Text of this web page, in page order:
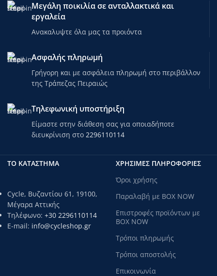
Μεγάλη ποικιλία σε ανταλλακτικά και
εργαλεία
Ανακαλυψτε όλα μας τα προιόντα
Ασφαλής πληρωμή
Γρήγορη και με ασφάλεια πληρωμή στο περιβάλλον
της Τράπεζας Πειραιώς
Τηλεφωνική υποστήριξη
Είμαστε στην διάθεση σας για οποιαδήποτε
διευκρίνιση στο 2296110114
ΤΟ ΚΑΤΑΣΤΗΜΑ
Cycle, Βυζαντίου 61, 19100,
Μέγαρα Αττικής
Τηλέφωνο: +30 2296110114
E-mail: info@cycleshop.gr
ΧΡΗΣΙΜΕΣ ΠΛΗΡΟΦΟΡΙΕΣ
Όροι χρήσης
Παραλαβή με BOX NOW
Επιστροφές προϊόντων με
BOX NOW
Τρόποι πληρωμής
Τρόποι αποστολής
Επικοινωνία